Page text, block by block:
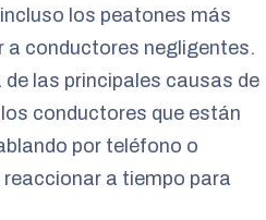
los peatones más
a conductores negligentes.
las principales causas de
conductores que están
por teléfono o
a tiempo para